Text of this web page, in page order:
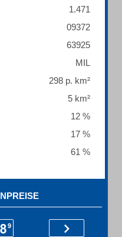
1.471
09372
63925
MIL
298 p. km²
5 km²
12 %
17 %
61 %